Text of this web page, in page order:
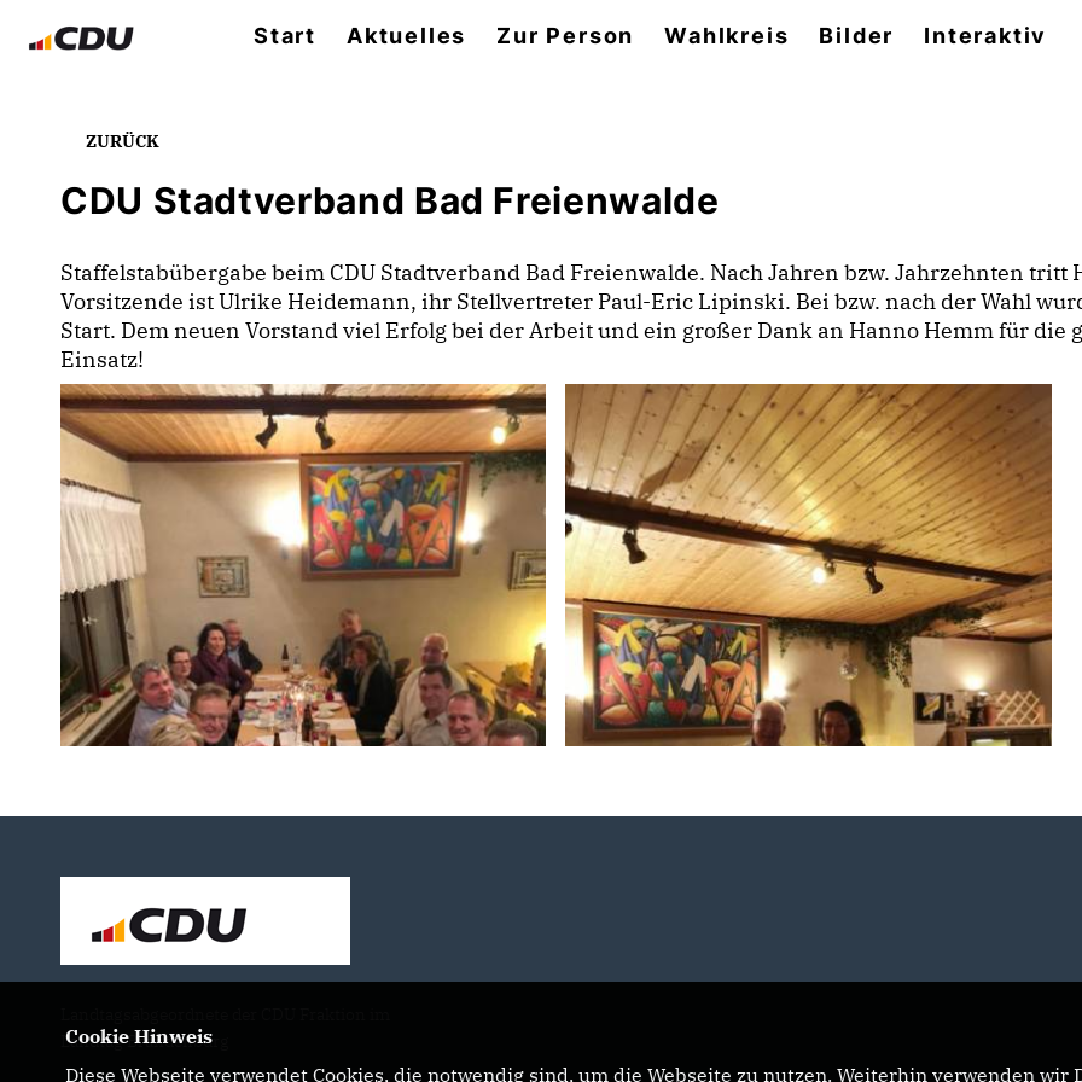
Start Aktuelles Zur Person Wahlkreis Bilder Interaktiv
ZURÜCK
CDU Stadtverband Bad Freienwalde
Staffelstabübergabe beim CDU Stadtverband Bad Freienwalde. Nach Jahren bzw. Jahrzehnten tritt
Vorsitzende ist Ulrike Heidemann, ihr Stellvertreter Paul-Eric Lipinski. Bei bzw. nach der Wahl
Start. Dem neuen Vorstand viel Erfolg bei der Arbeit und ein großer Dank an Hanno Hemm für die
Einsatz!
Landtag Brandenburg
Cookie Hinweis
Diese Webseite verwendet Cookies, die notwendig sind, um die Webseite zu nutzen. Weiterhin verwenden